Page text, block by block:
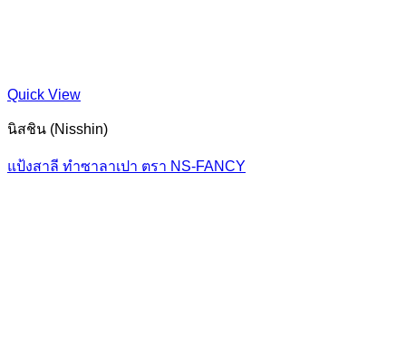
Quick View
นิสชิน (Nisshin)
แป้งสาลี ทำซาลาเปา ตรา NS-FANCY